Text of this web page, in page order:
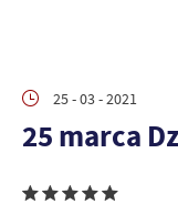
25 - 03 - 2021
25 marca